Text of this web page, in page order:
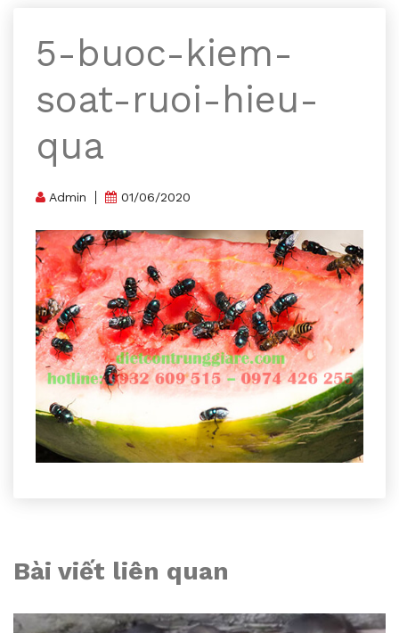
5-buoc-kiem-
soat-ruoi-hieu-
qua
Admin 01/06/2020
Bài viết liên quan